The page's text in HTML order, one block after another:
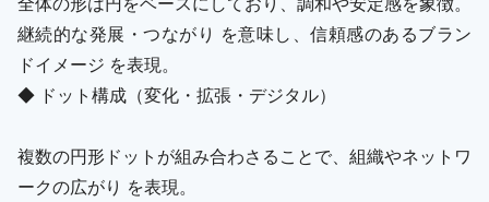
継続的な発展・つながり を意味し、信頼感のあるブラン
ドイメージ を表現。
◆ ドット構成（変化・拡張・デジタル）
複数の円形ドットが組み合わさることで、組織やネットワ
ークの広がり を表現。